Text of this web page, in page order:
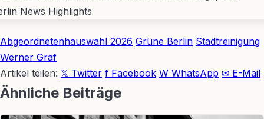
Abgeordnetenhauswahl 2026 Grüne Berlin Stadtreinigung
Werner Graf
Artikel teilen: 𝕏 Twitter f Facebook W WhatsApp ✉ E-Mail
Ähnliche Beiträge